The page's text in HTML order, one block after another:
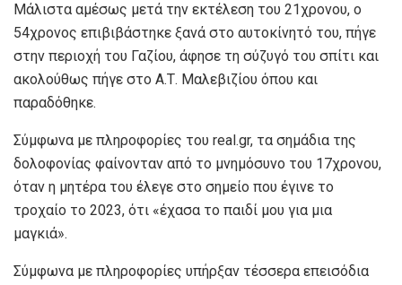
Μάλιστα αμέσως μετά την εκτέλεση του 21χρονου, ο
54χρονος επιβιβάστηκε ξανά στο αυτοκίνητό του, πήγε
στην περιοχή του Γαζίου, άφησε τη σύζυγό του σπίτι και
ακολούθως πήγε στο Α.Τ. Μαλεβιζίου όπου και
παραδόθηκε.
Σύμφωνα με πληροφορίες του real.gr, τα σημάδια της
δολοφονίας φαίνονταν από το μνημόσυνο του 17χρονου,
όταν η μητέρα του έλεγε στο σημείο που έγινε το
τροχαίο το 2023, ότι «έχασα το παιδί μου για μια
μαγκιά».
Σύμφωνα με πληροφορίες υπήρξαν τέσσερα επεισόδια